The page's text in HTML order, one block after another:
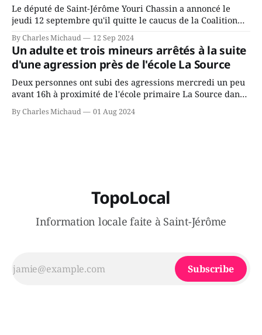
Le député de Saint-Jérôme Youri Chassin a annoncé le
jeudi 12 septembre qu'il quitte le caucus de la Coalition
Avenir Québec de François Legault parce qu'il est déçu du
gouvernement de la CAQ, surtout de son incapacité, qu'il
juge chronique, à offrir des
By Charles Michaud 12 Sep 2024
Un adulte et trois mineurs arrêtés à la suite
d'une agression près de l'école La Source
Deux personnes ont subi des agressions mercredi un peu
avant 16h à proximité de l'école primaire La Source dans
le secteur Bellefeuille de Saint-Jérôme. L'une de deux
victimes aurait été écrasée sous un véhicule et aspergée
By Charles Michaud 01 Aug 2024
TopoLocal
Information locale faite à Saint-Jérôme
Subscribe